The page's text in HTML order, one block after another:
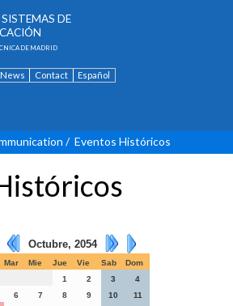
DE
DE MADRID
News Contact Español
/ Eventos Históricos
Octubre, 2054
Mar Mie Jue Vie Sab
Dom
1
2 3
4
6 7 8 9 10
11